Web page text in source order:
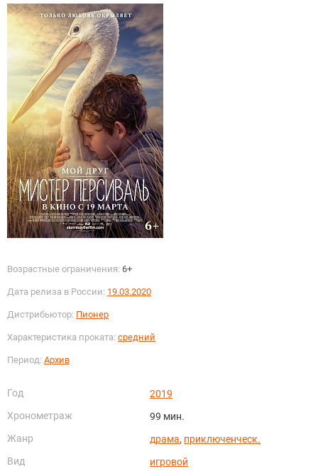
Возрастные ограничения: 6+
Дата релиза в России: 19.03.2020
Дистрибьютор: Пионер
Характеристика проката: средний
Период: Архив
Год
2019
Хронометраж
99 мин.
Жанр
драма, приключенческ.
Вид
игровой